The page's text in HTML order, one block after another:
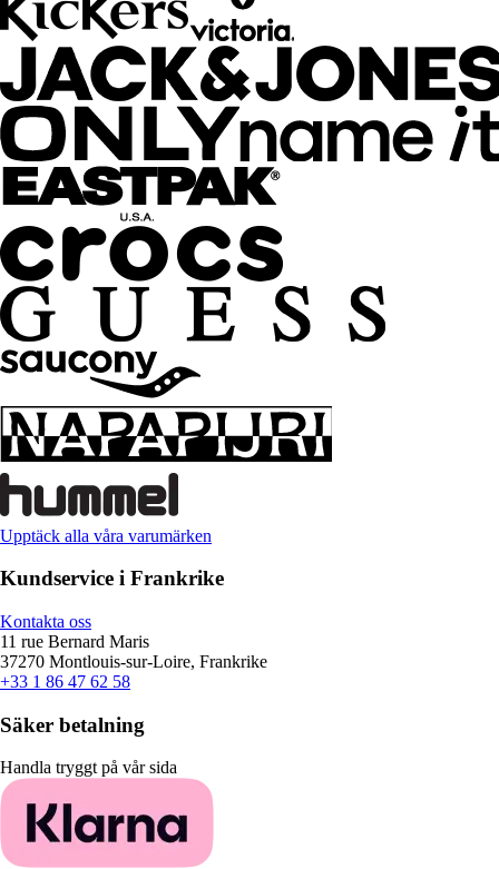
Upptäck alla våra varumärken
Kundservice i Frankrike
Kontakta oss
11 rue Bernard Maris
37270 Montlouis-sur-Loire, Frankrike
+33 1 86 47 62 58
Säker betalning
Handla tryggt på vår sida